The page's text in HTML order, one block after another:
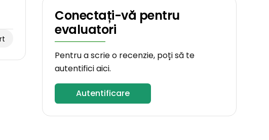
Conectați-vă pentru
evaluatori
Pentru a scrie o recenzie, poți să te
autentifici aici.
Autentificare